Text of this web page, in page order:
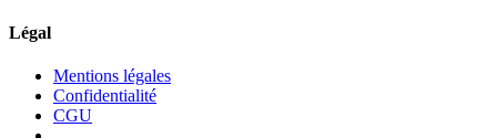
Légal
Mentions légales
Confidentialité
CGU